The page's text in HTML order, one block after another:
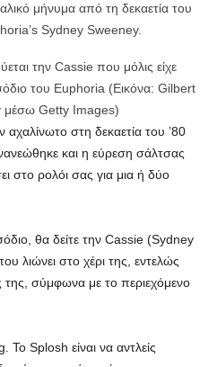
την Cassie που μόλις είχε
του Euphoria (Εικόνα: Gilbert
μέσω Getty Images)
στη δεκαετία του ’80
και η εύρεση σάλτσας
στο ρολόι σας για μια ή δύο
θα δείτε την Cassie (Sydney
λιώνει στο χέρι της, εντελώς
της, σύμφωνα με το περιεχόμενο
Splosh είναι να αντλείς